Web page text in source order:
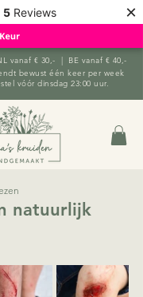
5 Reviews ×
vanaf € 30,- | BE vanaf € 40,-
bewust één keer per week
vóór dinsdag 23:00 uur.
natuurlijk